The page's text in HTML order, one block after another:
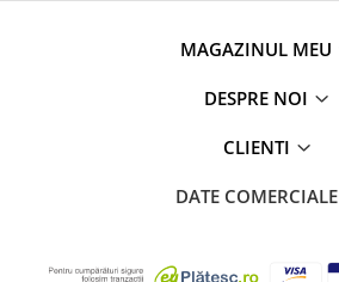
MAGAZINUL MEU
DESPRE NOI
CLIENTI
DATE COMERCIALE